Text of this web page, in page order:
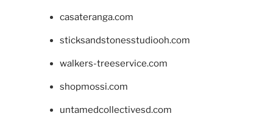
casateranga.com
sticksandstonesstudiooh.com
walkers-treeservice.com
shopmossi.com
untamedcollectivesd.com